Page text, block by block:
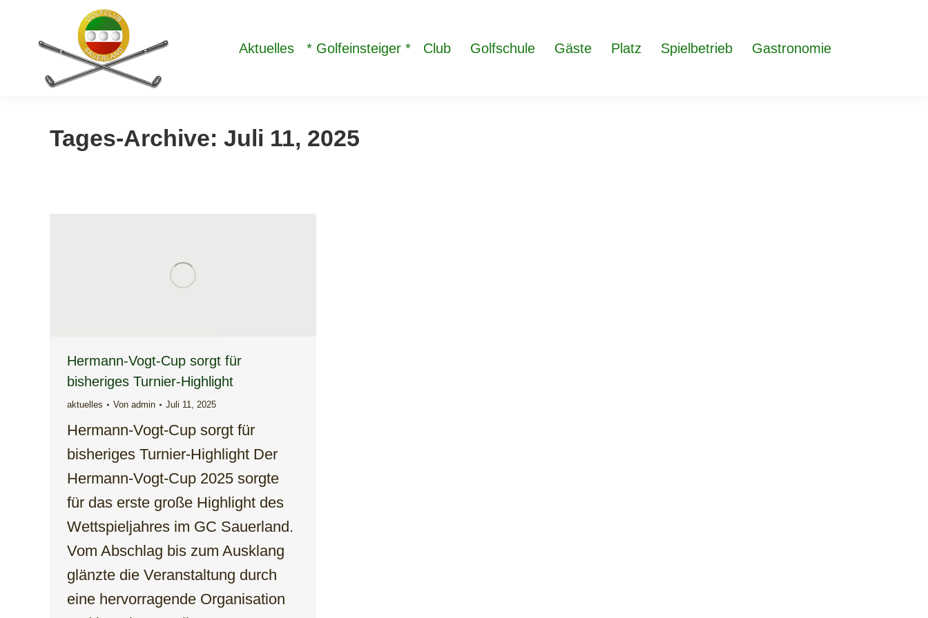
Aktuelles * Golfeinsteiger * Club Golfschule Gäste Platz Spielbetrieb Gastronomie
Tages-Archive: Juli 11, 2025
Hermann-Vogt-Cup sorgt für
bisheriges Turnier-Highlight
aktuelles Von admin Juli 11, 2025
Hermann-Vogt-Cup sorgt für
bisheriges Turnier-Highlight Der
Hermann-Vogt-Cup 2025 sorgte
für das erste große Highlight des
Wettspieljahres im GC Sauerland.
Vom Abschlag bis zum Ausklang
glänzte die Veranstaltung durch
eine hervorragende Organisation